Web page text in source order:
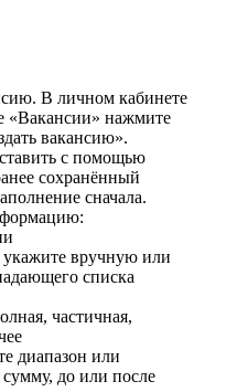
В личном кабинете
«Вакансии» нажмите
вакансию».
с помощью
сохранённый
сначала.
вручную или
списка
частичная,
диапазон или
до или после